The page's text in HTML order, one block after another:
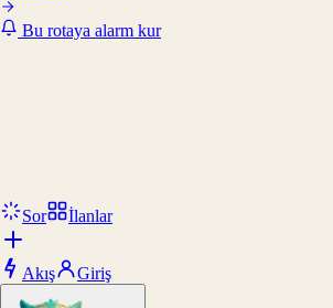
Bu rotaya alarm kur
Sor İlanlar
Akış Giriş